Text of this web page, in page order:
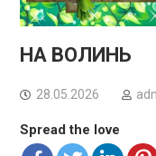
НА ВОЛИНЬ
28.05.2026
Spread the love